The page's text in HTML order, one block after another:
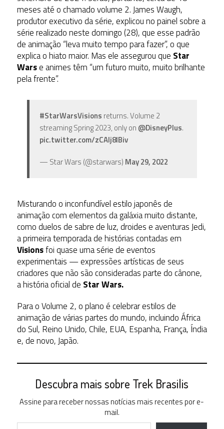
meses até o chamado volume 2. James Waugh,
produtor executivo da série, explicou no painel sobre a
série realizado neste domingo (28), que esse padrão
de animação “leva muito tempo para fazer”, o que
explica o hiato maior. Mas ele assegurou que Star
Warse animes têm “um futuro muito, muito brilhante
pela frente”.
#StarWarsVisions returns. Volume 2
streaming Spring 2023, only on @DisneyPlus.
pic.twitter.com/zCAlj8lBiv
— Star Wars (@starwars) May 29, 2022
Misturando o inconfundível estilo japonês de
animação com elementos da galáxia muito distante,
como duelos de sabre de luz, droides e aventuras Jedi,
a primeira temporada de histórias contadas em
Visionsfoi quase uma série de eventos
experimentais — expressões artísticas de seus
criadores que não são consideradas parte do cânone,
a história oficial de Star Wars.
Para o Volume 2, o plano é celebrar estilos de
animação de várias partes do mundo, incluindo África
do Sul, Reino Unido, Chile, EUA, Espanha, França, Índia
e, de novo, Japão.
Descubra mais sobre Trek Brasilis
Assine para receber nossas notícias mais recentes por e-
mail.
Digite seu e-mail…